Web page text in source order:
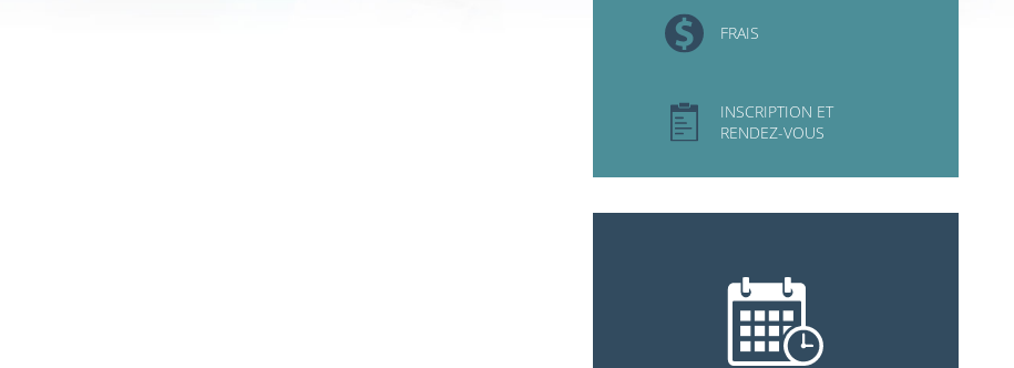
FRAIS
INSCRIPTION ET
RENDEZ-VOUS